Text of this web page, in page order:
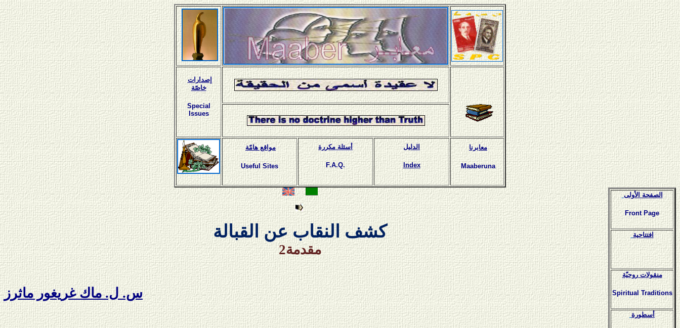
إصدارات
خاصّة
Special
Issues
مواقع هامّة
Useful Sites
أسئلة مكررة
F.A.Q.
الدليل
Index
معابرنا
Maaberuna
كشف النقاب عن القبالة
مقدمة2
س. ل. ماك غريغور ماثرز
الصفحة الأولى
Front Page
افتتاحية
منقولات روحيّة
Spiritual Traditions
أسطورة